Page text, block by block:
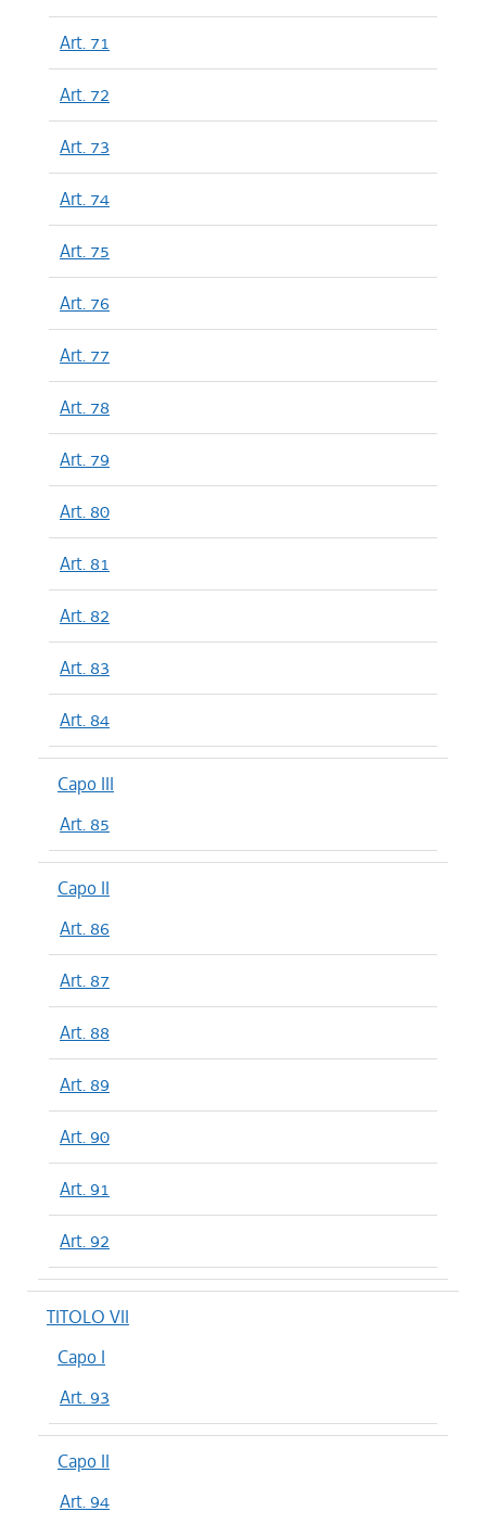
Art. 71
Art. 72
Art. 73
Art. 74
Art. 75
Art. 76
Art. 77
Art. 78
Art. 79
Art. 80
Art. 81
Art. 82
Art. 83
Art. 84
Capo III
Art. 85
Capo II
Art. 86
Art. 87
Art. 88
Art. 89
Art. 90
Art. 91
Art. 92
TITOLO VII
Capo I
Art. 93
Capo II
Art. 94